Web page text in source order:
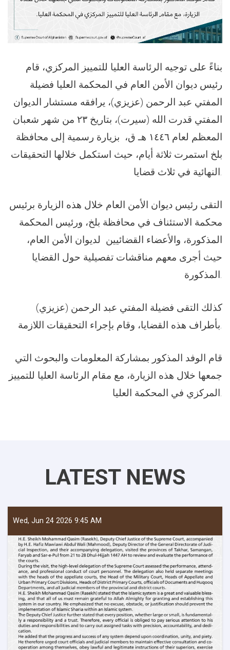
بناءً على توجيه الرئاسة العليا للتمييز المركزي، قام
رئيس ديوان الأمن العام في المحكمة العليا فضيلة
المفتي عبد الرحمن (عزيزي)، يرافقه مستشار الديوان
المفتي قدرت الله (سيرت)، بتاريخ ٢٣ من شهر شعبان
المعظم لعام ١٤٤٦ هـ ق، بزيارة رسمية إلى محافظة
بلخ استمرت ثلاثة أيام، حيث استكمل خلالها التحقيقات
النهائية في ثلاث قضايا.
التقى رئيس ديوان الأمن العام خلال هذه الزيارة برئيس
محكمة الاستئناف في محافظة بلخ، ورئيس المحكمة
المذكورة، والأعضاء القضائيين لديوان الأمن العام،
حيث أجرى معهم مناقشات تفصيلية حول القضايا
المذكورة.
كذلك التقى فضيلة المفتي عبد الرحمن (عزيزي)
بأطراف هذه القضايا، وقام بإجراء التحقيقات اللازمة.
قام الوفد المذكور بمشاركة المعلومات والبحوث التي
جمعها خلال هذه الزيارة، مع مقام الرئاسة العليا للتمييز
المركزي في المحكمة العليا.
LATEST NEWS
Wed, Jun 24 2026 9:45 AM